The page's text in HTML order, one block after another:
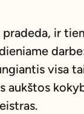
ir
visa
aukštos